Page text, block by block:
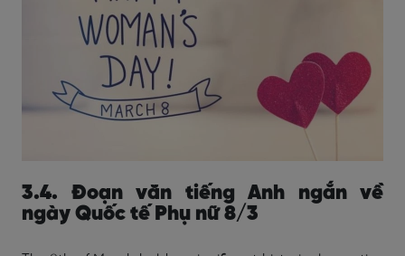
3.4. Đoạn văn tiếng Anh ngắn về
ngày Quốc tế Phụ nữ 8/3